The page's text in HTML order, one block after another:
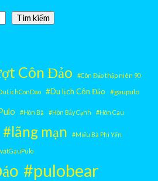
Tìm kiếm
Côn Đảo #Côn Đảo thập niên 90
#Du lịch Côn Đảo #gaupulo
#Hòn Bà #Hòn Bảy Cạnh #Hòn Cau
#lãng mạn #Miếu Bà Phi Yến
#pulobear